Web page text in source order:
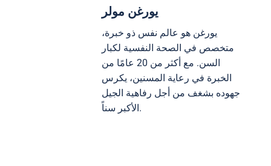
يورغن مولر
يورغن هو عالم نفس ذو خبرة،
متخصص في الصحة النفسية لكبار
السن. مع أكثر من 20 عامًا من
الخبرة في رعاية المسنين، يكرس
جهوده بشغف من أجل رفاهية الجيل
الأكبر سناً.